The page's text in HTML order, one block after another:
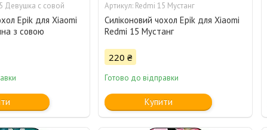
Девушка с совой
Epik для Xiaomi
з совою
Redmi 15 Мустанг
Силіконовий чохол Epik для Xiaomi
Redmi 15 Мустанг
220 ₴
Готово до відправки
Купити